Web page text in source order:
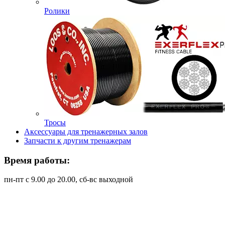
Ролики
Тросы
Аксессуары для тренажерных залов
Запчасти к другим тренажерам
Время работы:
пн-пт с 9.00 до 20.00, сб-вс выходной